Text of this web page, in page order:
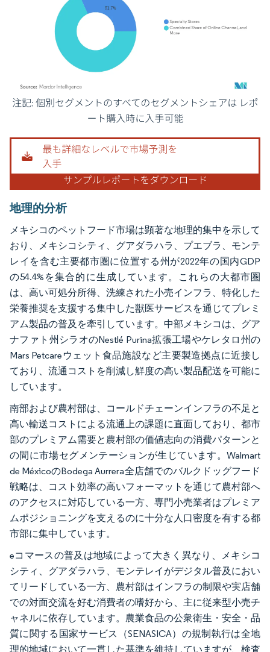
画像 © Mordor Intelligence。再利用にはCC BY 4.0の表示が必要です。
地理的分析
メキシコのペットフード市場は顕著な地理的集中を示して
おり、メキシコシティ、グアダラハラ、プエブラ、モンテ
レイを含む主要都市圏に位置する州が2022年の国内GDP
の54.4%を集合的に生成しています。これらの大都市圏
は、高い可処分所得、洗練された小売インフラ、特化した
栄養推奨を支援する集中した獣医サービスを通じてプレミ
アム製品の普及を牽引しています。中部メキシコは、グア
ナファト州シラオのNestlé Purina拡張工場やケレタロ州の
Mars Petcareウェット食品施設など主要製造拠点に近接し
ており、流通コストを削減し鮮度の高い製品配送を可能に
しています。
南部および農村部は、コールドチェーンインフラの不足と
高い輸送コストによる流通上の課題に直面しており、都市
部のプレミアム需要と農村部の価値志向の消費パターンと
の間に市場セグメンテーションが生じています。Walmart
de MéxicoのBodega Aurrera全店舗でのバルクドッグフード
戦略は、コスト効率の高いフォーマットを通じて農村部へ
のアクセスに対応している一方、専門小売業者はプレミア
ムポジショニングを支えるのに十分な人口密度を有する都
市部に集中しています。
eコマースの普及は地域によって大きく異なり、メキシコ
シティ、グアダラハラ、モンテレイがデジタル普及におい
てリードしている一方、農村部はインフラの制限や実店舗
での対面交流を好む消費者の嗜好から、主に従来型小売チ
ャネルに依存しています。農業食品の公衆衛生・安全・品
質に関する国家サービス（SENASICA）の規制執行は全地
理的地域において一貫した基準を維持していますが、検査